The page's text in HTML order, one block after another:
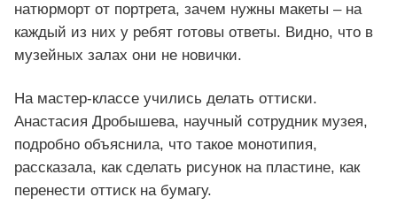
натюрморт от портрета, зачем нужны макеты – на
каждый из них у ребят готовы ответы. Видно, что в
музейных залах они не новички.
На мастер-классе учились делать оттиски.
Анастасия Дробышева, научный сотрудник музея,
подробно объяснила, что такое монотипия,
рассказала, как сделать рисунок на пластине, как
перенести оттиск на бумагу.